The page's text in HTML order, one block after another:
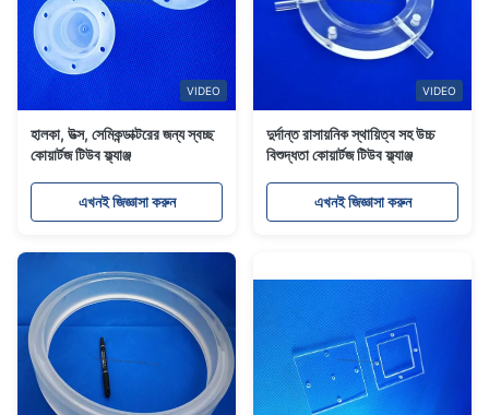
VIDEO
হালকা, উত্স, সেমিকন্ডাক্টরের জন্য স্বচ্ছ
কোয়ার্টজ টিউব ফ্ল্যাঞ্জ
এখনই জিজ্ঞাসা করুন
VIDEO
দুর্দান্ত রাসায়নিক স্থায়িত্ব সহ উচ্চ
বিশুদ্ধতা কোয়ার্টজ টিউব ফ্ল্যাঞ্জ
এখনই জিজ্ঞাসা করুন